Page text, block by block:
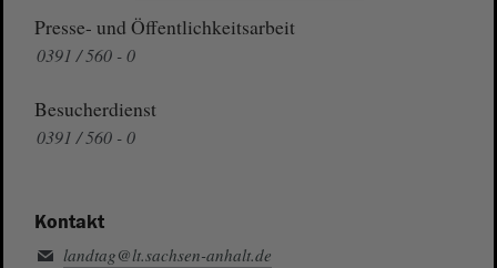
Presse- und Öffentlichkeitsarbeit
0391 / 560 - 0
Besucherdienst
0391 / 560 - 0
Kontakt
landtag@lt.sachsen-anhalt.de